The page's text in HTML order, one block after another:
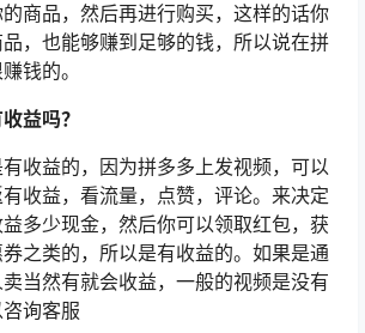
商品，然后再进行购买，这样的话你
，也能够赚到足够的钱，所以说在拼
钱的。
益吗？
收益的，因为拼多多上发视频，可以
收益，看流量，点赞，评论。来决定
多少现金，然后你可以领取红包，获
之类的，所以是有收益的。如果是通
当然有就会收益，一般的视频是没有
询客服